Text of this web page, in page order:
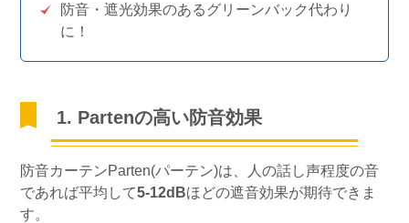
防音・遮光効果のあるグリーンバック代わり
に！
1. Partenの高い防音効果
防音カーテンParten(パーテン)は、人の話し声程度の音
であれば平均して5-12dBほどの遮音効果が期待できま
す。